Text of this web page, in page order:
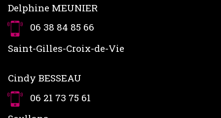
Delphine MEUNIER
06 38 84 85 66
Saint-Gilles-Croix-de-Vie
Cindy BESSEAU
06 21 73 75 61